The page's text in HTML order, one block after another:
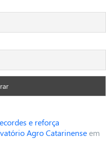
e reforça
Agro Catarinenseem